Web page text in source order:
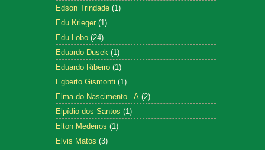
Edson Trindade (1)
Edu Krieger (1)
Edu Lobo (24)
Eduardo Dusek (1)
Eduardo Ribeiro (1)
Egberto Gismonti (1)
Elma do Nascimento - A (2)
Elpídio dos Santos (1)
Elton Medeiros (1)
Elvis Matos (3)